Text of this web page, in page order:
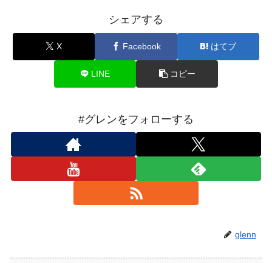
シェアする
X Facebook はてブ
LINE コピー
#グレンをフォローする
glenn